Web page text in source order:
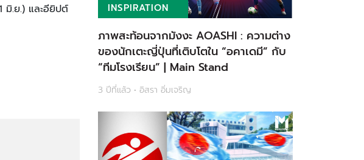
มิ.ย.) และอียิปต์
INSPIRATION
ภาพสะท้อนจากมังงะ AOASHI : ความต่าง
ของนักเตะญี่ปุ่นที่เติบโตใน “อคาเดมี” กับ
“ทีมโรงเรียน” | Main Stand
3 ปีที่แล้ว • อิสรา อิ่มเจริญ